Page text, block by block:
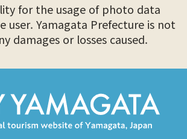
for the usage of photo data
user. Yamagata Prefecture is not
damages or losses caused.